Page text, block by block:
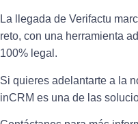
La llegada de Verifactu
reto, con una herramienta
100% legal.
Si quieres adelantarte a la
inCRM es una de las